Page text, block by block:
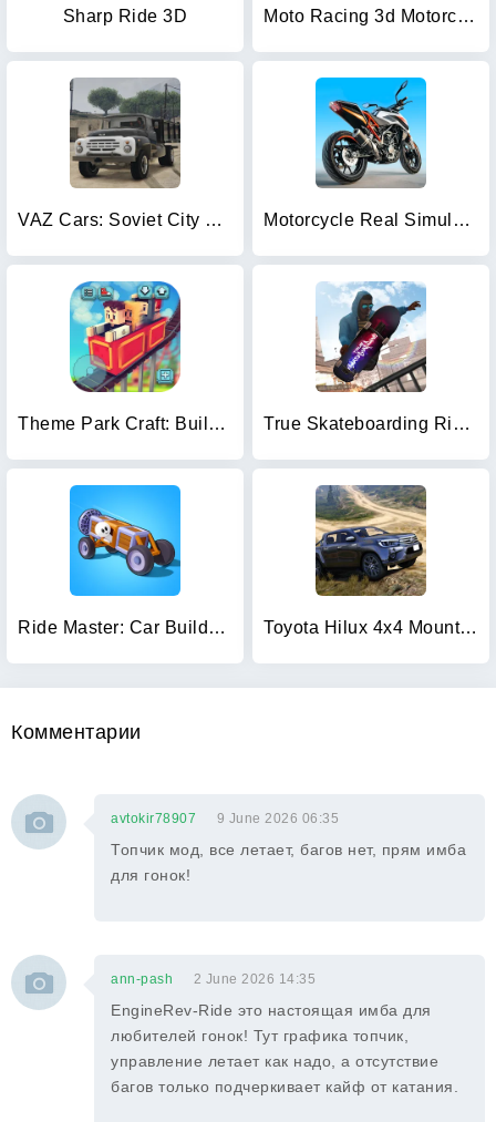
Sharp Ride 3D Moto Racing 3d Motorcycle Game
VAZ Cars: Soviet City Ride Motorcycle Real Simulator
Theme Park Craft: Build & Ride True Skateboarding Ride Style
Ride Master: Car Builder Game Toyota Hilux 4x4 Mountain Ride
Комментарии
avtokir78907 9 June 2026 06:35
Топчик мод, все летает, багов нет, прям имба
для гонок!
ann-pash 2 June 2026 14:35
EngineRev-Ride это настоящая имба для
любителей гонок! Тут графика топчик,
управление летает как надо, а отсутствие
багов только подчеркивает кайф от катания.